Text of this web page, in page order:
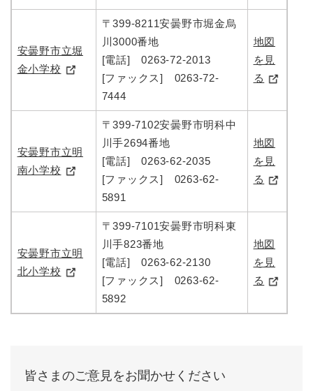
安曇野市立堀
金小学校
〒399-8211安曇野市堀金烏
川3000番地
[電話] 0263-72-2013
[ファックス] 0263-72-
7444
地図
を見
る
安曇野市立明
南小学校
〒399-7102安曇野市明科中
川手2694番地
[電話] 0263-62-2035
[ファックス] 0263-62-
5891
地図
を見
る
安曇野市立明
北小学校
〒399-7101安曇野市明科東
川手823番地
[電話] 0263-62-2130
[ファックス] 0263-62-
5892
地図
を見
る
皆さまのご意見をお聞かせください